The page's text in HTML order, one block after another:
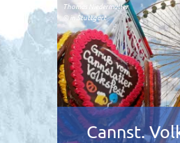
Cannst.
Thomas Niedermüller
© in.Stuttgart